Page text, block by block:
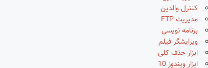
کنترل والدین
مدیریت FTP
برنامه نویسی
ویرایشگر فیلم
ابزار حذف کلی
ابزار ویندوز 10